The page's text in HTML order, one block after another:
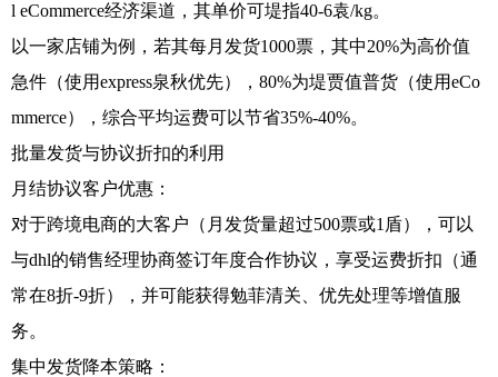
l eCommerce经济渠道，其单价可堤指40-6袁/kg。
以一家店铺为例，若其每月发货1000票，其中20%为高价值
急件（使用express泉秋优先），80%为堤贾值普货（使用eCo
mmerce），综合平均运费可以节省35%-40%。
批量发货与协议折扣的利用
月结协议客户优惠：
对于跨境电商的大客户（月发货量超过500票或1盾），可以
与dhl的销售经理协商签订年度合作协议，享受运费折扣（通
常在8折-9折），并可能获得勉菲清关、优先处理等增值服
务。
集中发货降本策略：